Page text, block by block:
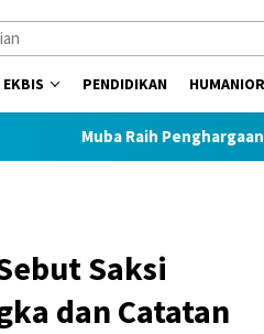
EKBIS PENDIDIKAN
Muba Raih Penghargaan
Saksi
dan Catatan